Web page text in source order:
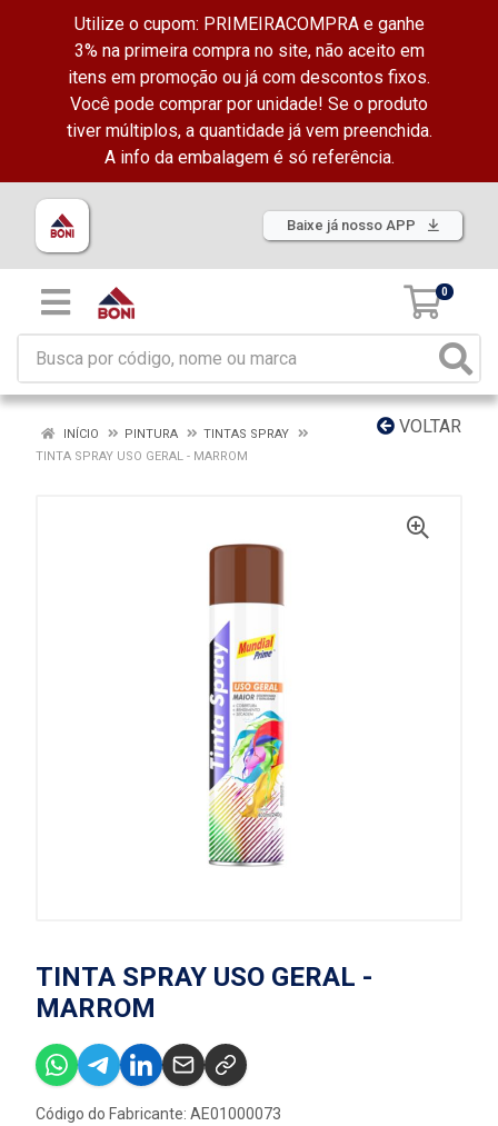
Utilize o cupom: PRIMEIRACOMPRA e ganhe
3% na primeira compra no site, não aceito em
itens em promoção ou já com descontos fixos.
Você pode comprar por unidade! Se o produto
tiver múltiplos, a quantidade já vem preenchida.
A info da embalagem é só referência.
Baixe já nosso APP
0
VOLTAR
INÍCIO PINTURA
TINTAS SPRAY
TINTA SPRAY USO GERAL - MARROM
TINTA SPRAY USO GERAL -
MARROM
Código do Fabricante: AE01000073